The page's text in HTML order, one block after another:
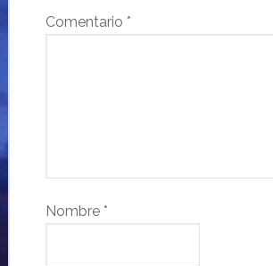
Comentario *
Nombre *